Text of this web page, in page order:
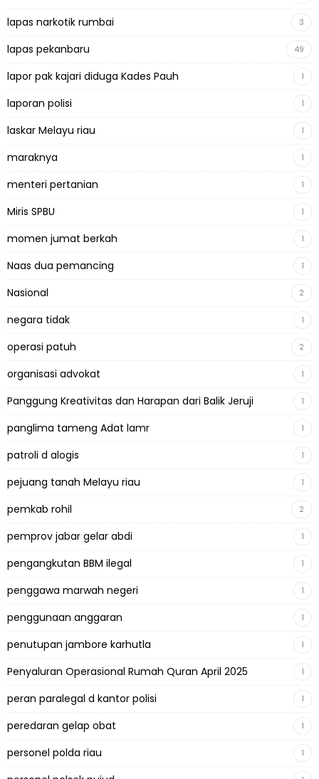
lapas narkotik rumbai 3
lapas pekanbaru 49
lapor pak kajari diduga Kades Pauh 1
laporan polisi 1
laskar Melayu riau 1
maraknya 1
menteri pertanian 1
Miris SPBU 1
momen jumat berkah 1
Naas dua pemancing 1
Nasional 2
negara tidak 1
operasi patuh 2
organisasi advokat 1
Panggung Kreativitas dan Harapan dari Balik Jeruji 1
panglima tameng Adat lamr 1
patroli d alogis 1
pejuang tanah Melayu riau 1
pemkab rohil 2
pemprov jabar gelar abdi 1
pengangkutan BBM ilegal 1
penggawa marwah negeri 1
penggunaan anggaran 1
penutupan jambore karhutla 1
Penyaluran Operasional Rumah Quran April 2025 1
peran paralegal d kantor polisi 1
peredaran gelap obat 1
personel polda riau 1